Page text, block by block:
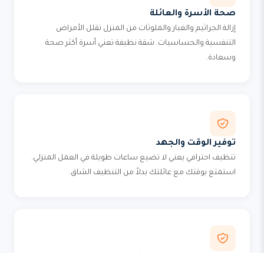
صحة الأسرة والعائلة
إزالة الجراثيم والغبار والملوثات من المنزل تقلل الأمراض
التنفسية والحساسيات. شقة نظيفة تعني أسرة أكثر صحة
وسعادة.
توفير الوقت والجهد
تنظيف احترافي يعني لا تضيع ساعات طويلة في العمل المنزلي.
استمتع بوقتك مع عائلتك بدلاً من التنظيف الشاق.